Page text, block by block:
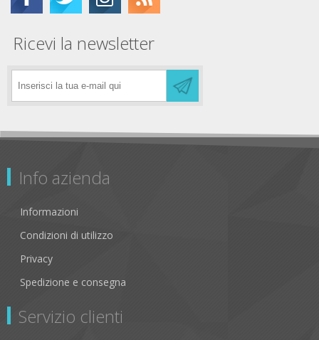
Ricevi la newsletter
Info azienda
Informazioni
Condizioni di utilizzo
Privacy
Spedizione e consegna
Servizio clienti